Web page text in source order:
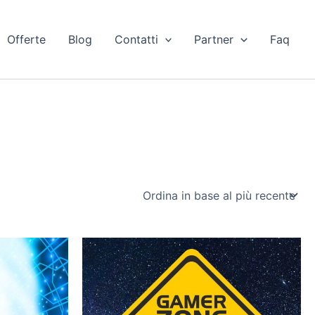
Offerte Blog Contatti Partner Faq